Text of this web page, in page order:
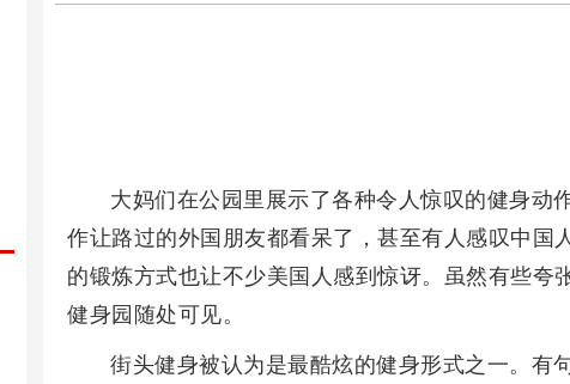
大妈们在公园里展示了各种令人惊叹的健身动
作让路过的外国朋友都看呆了，甚至有人感叹中国
的锻炼方式也让不少美国人感到惊讶。虽然有些
健身园随处可见。
街头健身被认为是最酷炫的健身形式之一。有